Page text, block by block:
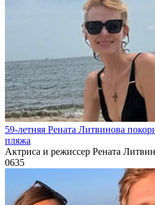
59-летняя Рената Литвинова
пляжа
Актриса и режиссер Рената
0635